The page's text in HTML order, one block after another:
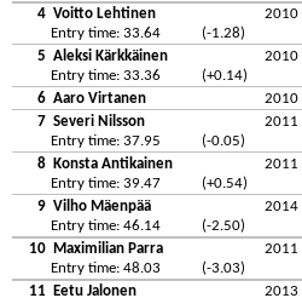
4 Voitto Lehtinen 2010
Entry time: 33.64
(-1.28)
5 Aleksi Kärkkäinen 2010
Entry time: 33.36
(+0.14)
6 Aaro Virtanen 2010
7 Severi Nilsson 2011
Entry time: 37.95
(-0.05)
8
Konsta Antikainen 2011
Entry time: 39.47
(+0.54)
9 Vilho Mäenpää 2014
Entry time: 46.14
(-2.50)
10
Maximilian Parra 2011
Entry time: 48.03
(-3.03)
11
Eetu Jalonen 2013